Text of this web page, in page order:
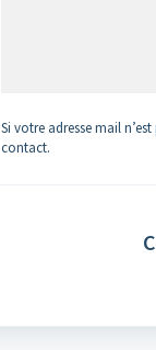
Si votre adresse mail
contact.